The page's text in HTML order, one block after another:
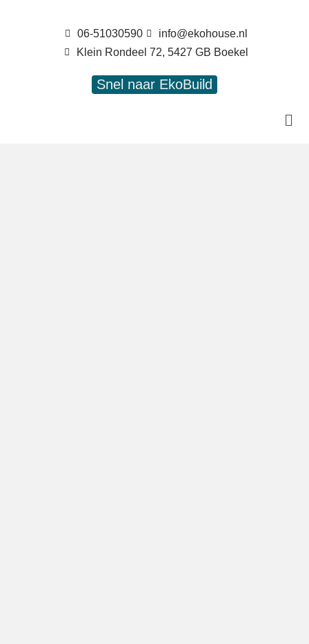
06-51030590
info@ekohouse.nl
Klein Rondeel 72, 5427 GB Boekel
Snel naar EkoBuild